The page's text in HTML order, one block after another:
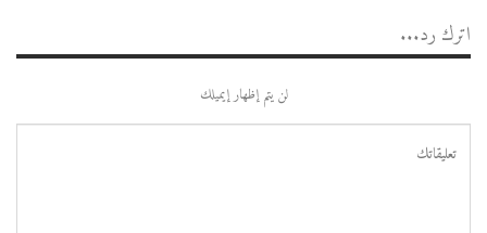
اترك رد...
لن يتم إظهار إيميلك